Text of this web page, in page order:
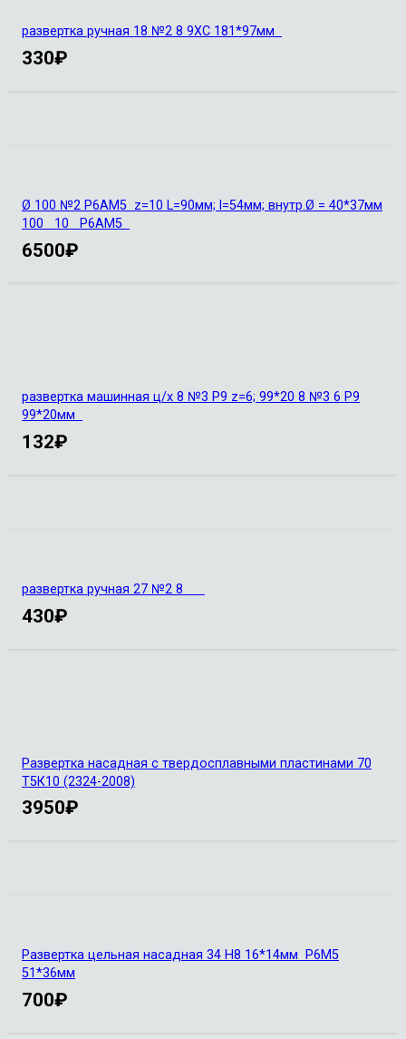
развертка ручная 18 №2 8 9ХС 181*97мм
330₽
Ø 100 №2 Р6АМ5 z=10 L=90мм; l=54мм; внутр.Ø = 40*37мм
100 10 Р6АМ5
6500₽
развертка машинная ц/х 8 №3 Р9 z=6; 99*20 8 №3 6 Р9
99*20мм
132₽
развертка ручная 27 №2 8
430₽
Развертка насадная с твердосплавными пластинами 70
Т5К10 (2324-2008)
3950₽
Развертка цельная насадная 34 Н8 16*14мм Р6М5
51*36мм
700₽